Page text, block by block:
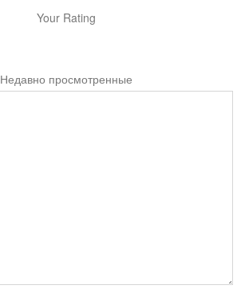
Your Rating
Недавно просмотренные